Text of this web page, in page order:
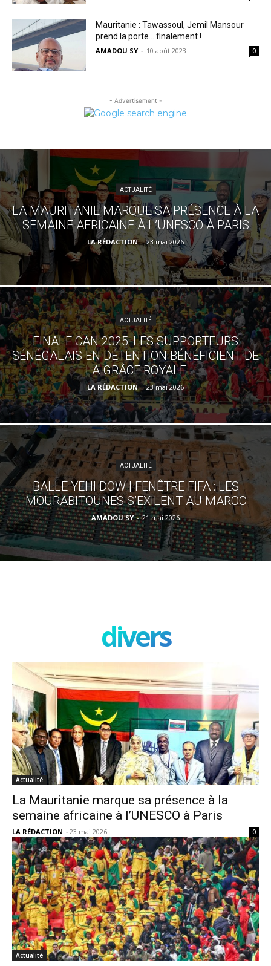
Mauritanie : Tawassoul, Jemil Mansour
prend la porte… finalement !
AMADOU SY - 10 août 2023 0
- Advertisement -
ACTUALITÉ
LA MAURITANIE MARQUE SA PRÉSENCE À LA
SEMAINE AFRICAINE À L’UNESCO À PARIS
LA RÉDACTION - 23 mai 2026
ACTUALITÉ
FINALE CAN 2025: LES SUPPORTEURS
SÉNÉGALAIS EN DÉTENTION BÉNÉFICIENT DE
LA GRÂCE ROYALE
LA RÉDACTION - 23 mai 2026
ACTUALITÉ
BALLE YEHI DOW | FENÊTRE FIFA : LES
MOURABITOUNES S’EXILENT AU MAROC
AMADOU SY - 21 mai 2026
divers
Actualité
La Mauritanie marque sa présence à la
semaine africaine à l’UNESCO à Paris
LA RÉDACTION - 23 mai 2026 0
Actualité